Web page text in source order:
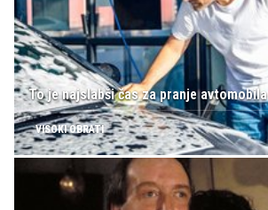
To je najslabši čas za pranje avtomobila
VISOKI OBRATI